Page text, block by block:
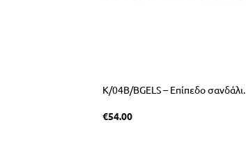
K/04B/BGELS – Επίπεδο σανδάλι.
€54.00